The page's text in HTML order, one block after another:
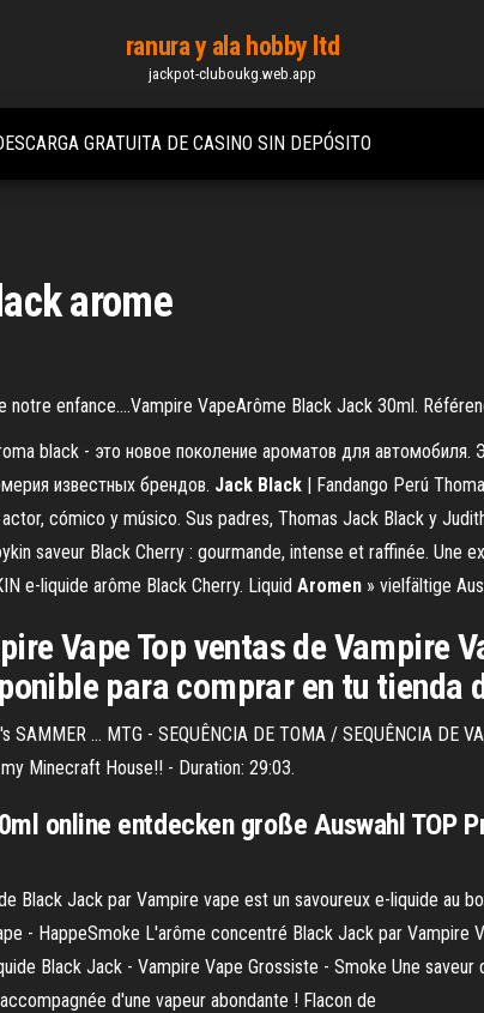
ranura y ala hobby ltd
jackpot-cluboukg.web.app
GRATUITA DE CASINO SIN DEPÓSITO
arome
enfance....Vampire VapeArôme Black Jack 30ml.
black - это новое поколение ароматов для
известных брендов. Jack Black | Fandango Perú
cómico y músico. Sus padres, Thomas Jack Black y
saveur Black Cherry : gourmande, intense et raffinée. Une
e-liquide arôme Black Cherry. Liquid Aromen » vielfältige
Vape Top ventas de Vampire
para comprar en tu tienda
... MTG - SEQUÊNCIA DE TOMA / SEQUÊNCIA DE
Minecraft House!! - Duration: 29:03.
online entdecken große Auswahl TOP
Black Jack par Vampire vape est un savoureux e-liquide au
- HappeSmoke L'arôme concentré Black Jack par Vampire
Black Jack - Vampire Vape Grossiste - Smoke Une
d'une vapeur abondante ! Flacon de